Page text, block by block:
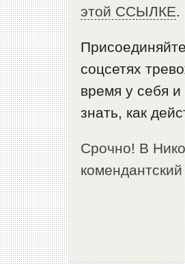
этой ССЫЛКЕ.
соцсетях
время у себя
знать, как
Срочно! В
комендантский